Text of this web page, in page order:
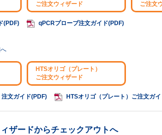
ご注文ウィザード
ご注文
(PDF) qPCRプローブ注文ガイド(PDF)
HTSオリゴ（プレート）
ご注文ウィザード
文ガイド(PDF) HTSオリゴ（プレート）ご注文ガ
ザードからチェックアウトへ